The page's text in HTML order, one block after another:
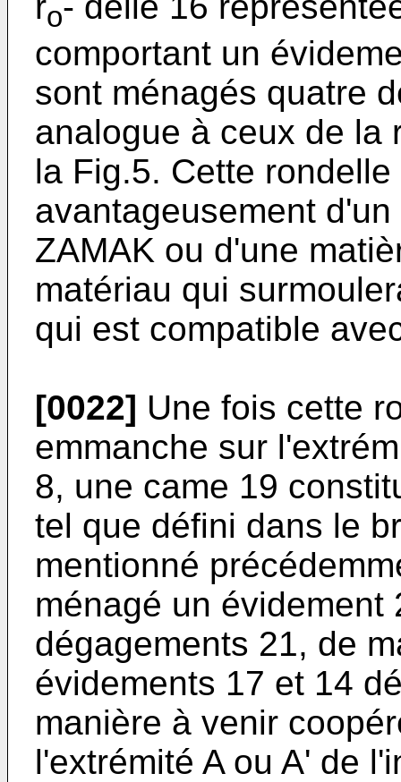
o
comportant un
sont ménagés quatre
analogue à ceux de la
la Fig.5. Cette
avantageusement
ZAMAK ou d'une
matériau qui
qui est compatible
[0022] Une fois cette
emmanche sur
8, une came 19
tel que défini dans le
mentionné
ménagé un évidement
dégagements 21, de
évidements 17 et 14
manière à venir
l'extrémité A ou A' de